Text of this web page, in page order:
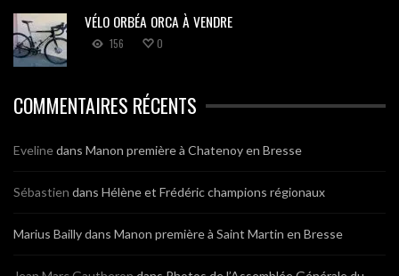
VÉLO ORBÉA ORCA À VENDRE
156 0
COMMENTAIRES RÉCENTS
Evelinedans Manon première à Chatenoy en Bresse
Sébastien dans Hélène et Frédéric champions régionaux
Marius Baillydans Manon première à Saint Martin en Bresse